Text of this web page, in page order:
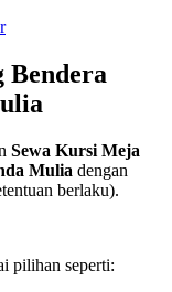
Bendera
Sewa Kursi Meja
Mulia dengan
berlaku).
pilihan seperti: